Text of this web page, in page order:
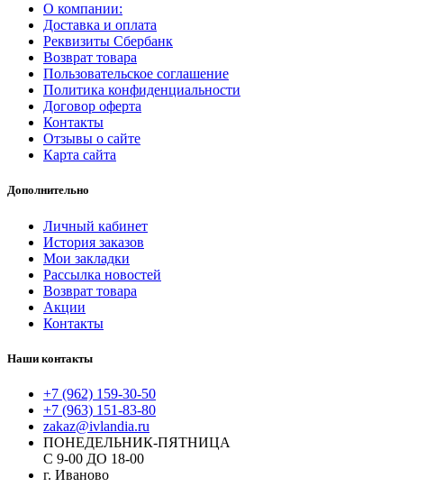
О компании:
Доставка и оплата
Реквизиты Сбербанк
Возврат товара
Пользовательское соглашение
Политика конфиденциальности
Договор оферта
Контакты
Отзывы о сайте
Карта сайта
Дополнительно
Личный кабинет
История заказов
Мои закладки
Рассылка новостей
Возврат товара
Акции
Контакты
Наши контакты
+7 (962) 159-30-50
+7 (963) 151-83-80
zakaz@ivlandia.ru
ПОНЕДЕЛЬНИК-ПЯТНИЦА
С 9-00 ДО 18-00
г. Иваново